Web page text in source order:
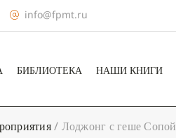
info@fpmt.ru
БИБЛИОТЕКА НАШИ КНИГИ
/ Лоджонг с геше Сопой